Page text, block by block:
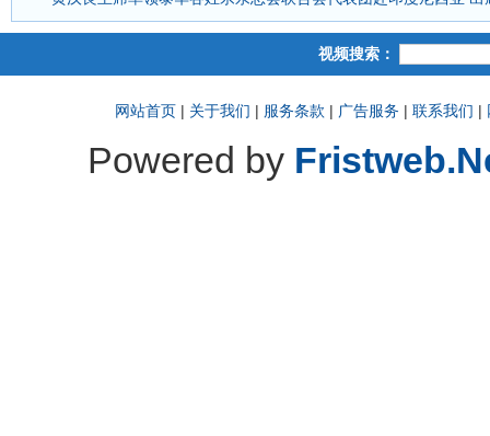
视频搜索：
网站首页 | 关于我们 | 服务条款 | 广告服务 |联系我们 |
Powered by